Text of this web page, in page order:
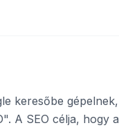
keresőbe gépelnek,
A SEO célja, hogy a